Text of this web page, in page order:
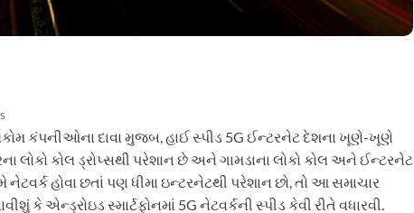
કંપનીઓના દાવા મુજબ, હાઈ સ્પીડ 5G ઈન્ટરનેટ દેશના ખૂણે-ખૂણે
લોકો કોલ ડ્રોપ્સથી પરેશાન છે અને ગામડાના લોકો કોલ અને ઈન્ટરનેટ
હોવા છતાં પણ ધીમા ઇન્ટરનેટથી પરેશાન છો, તો આ સમાચાર
એન્ડ્રોઇડ સ્માર્ટફોનમાં 5G નેટવર્કની સ્પીડ કેવી રીતે વધારવી.